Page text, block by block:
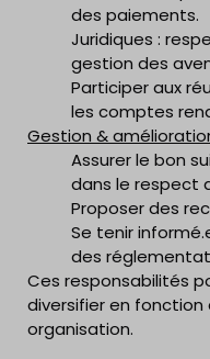
des paiements.
Juridiques :
gestion des
Participer aux
les comptes
Gestion &
Assurer le bon
dans le respect
Proposer des
Se tenir
des
Ces responsabilités
diversifier en
organisation.